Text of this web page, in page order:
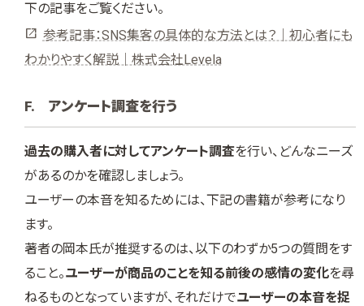
下の記事をご覧ください。
参考記事：SNS集客の具体的な方法とは？｜初心者にも
わかりやすく解説｜株式会社Levela
F. アンケート調査を行う
過去の購入者に対してアンケート調査を行い、どんなニーズ
があるのかを確認しましょう。
ユーザーの本音を知るためには、下記の書籍が参考になり
ます。
著者の岡本氏が推奨するのは、以下のわずか5つの質問をす
ること。ユーザーが商品のことを知る前後の感情の変化を尋
ねるものとなっていますが、それだけでユーザーの本音を捉